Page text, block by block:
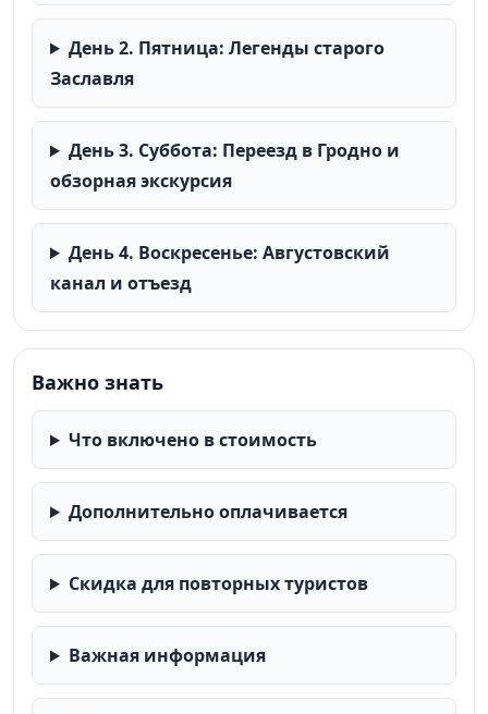
центром и бассейном), расположенных в центре
города. В Гродно — гостиница «Семашко»***.
День 2. Пятница: Легенды старого
Заславля
День 3. Суббота: Переезд в Гродно и
обзорная экскурсия
День 4. Воскресенье: Августовский
канал и отъезд
Важно знать
Что включено в стоимость
Дополнительно оплачивается
Скидка для повторных туристов
Важная информация